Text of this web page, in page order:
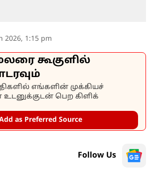
2026, 1:15 pm
கூகுளில்
எங்களின் முக்கியச்
பெற கிளிக்
as Preferred Source
Follow Us